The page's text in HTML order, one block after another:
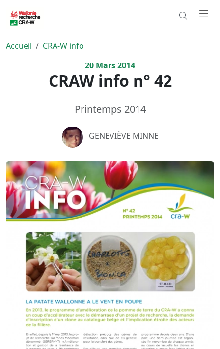
Accueil
CRA-W info
20 Mars2014
CRAW info n° 42
Printemps 2014
GENEVIÈVE MINNE